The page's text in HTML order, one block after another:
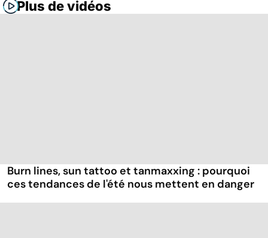
Plus de vidéos
Burn lines, sun tattoo et tanmaxxing : pourquoi
ces tendances de l'été nous mettent en danger